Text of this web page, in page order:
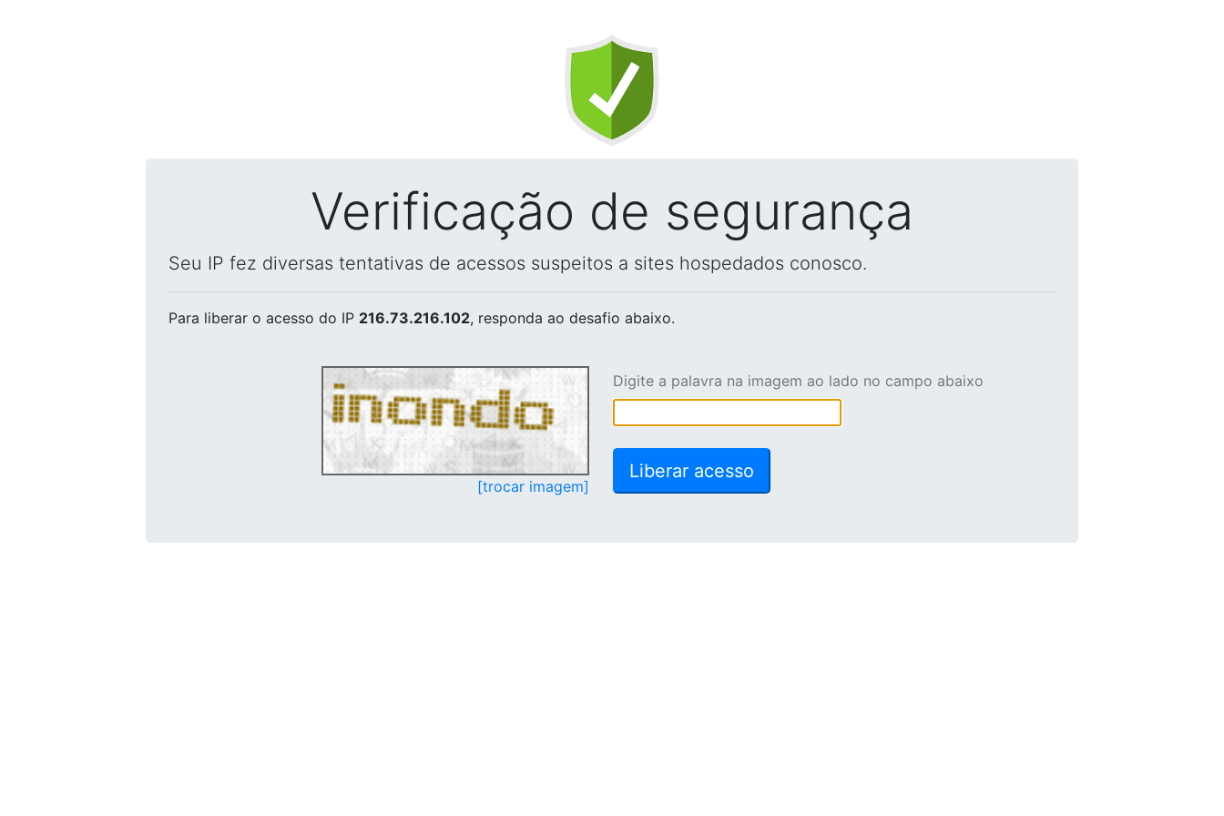
Verificação de segurança
Seu IP fez diversas tentativas de acessos suspeitos a sites hospedados conosco.
Para liberar o acesso do IP 216.73.216.102, responda ao desafio abaixo.
[trocar imagem]
Digite a palavra na imagem ao lado no campo abaixo